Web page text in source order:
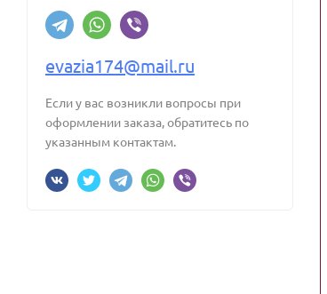
evazia174@mail.ru
Если у вас возникли вопросы при
оформлении заказа, обратитесь по
указанным контактам.